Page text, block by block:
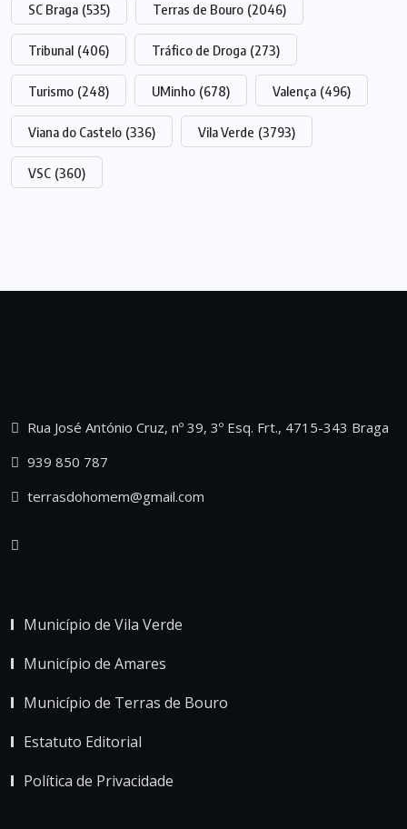
SC Braga (535) Terras de Bouro (2046)
Tribunal (406) Tráfico de Droga (273)
Turismo (248) UMinho (678) Valença (496)
Viana do Castelo (336) Vila Verde (3793)
VSC (360)
Rua José António Cruz, nº 39, 3º Esq. Frt., 4715-343 Braga
939 850 787
terrasdohomem@gmail.com
Município de Vila Verde
Município de Amares
Município de Terras de Bouro
Estatuto Editorial
Política de Privacidade